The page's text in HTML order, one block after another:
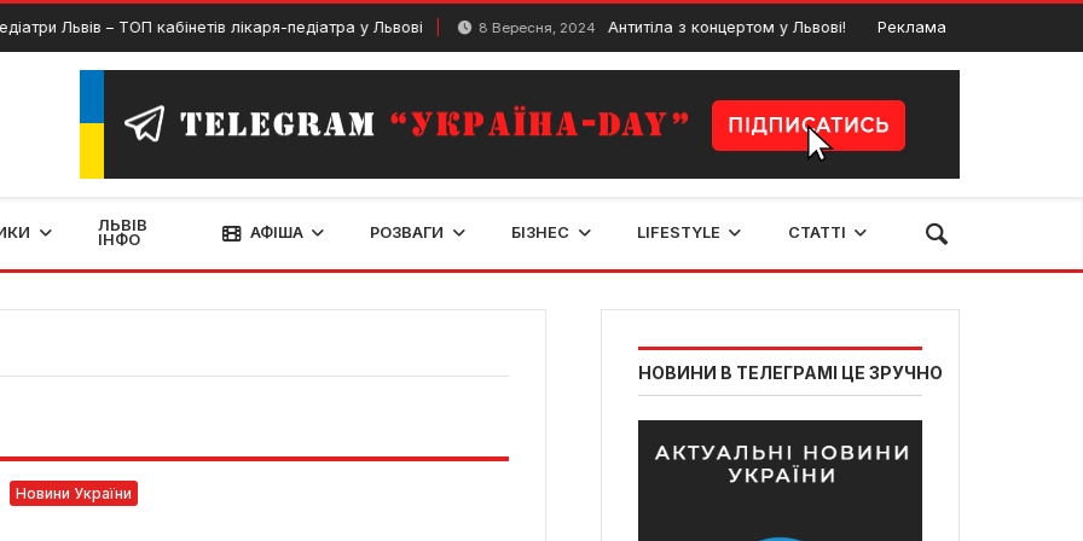
Львів – ТОП кабінетів лікаря-педіатра у Львові 8 Вересня, 2024 Антитіла з концертом у Львові! 31 Січня, 2024
Реклама
ЛЬВІВ
ІНФО
АФІША РОЗВАГИ БІЗНЕС LIFESTYLE СТАТТІ
Новини України
НОВИНИ В ТЕЛЕГРАМІ ЦЕ ЗРУЧНО